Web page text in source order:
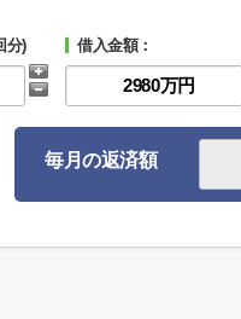
分) 借入金額：
毎月の返済額